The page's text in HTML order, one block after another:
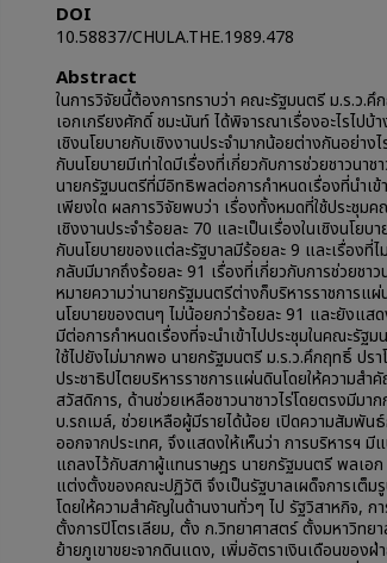
DOI
10.58837/CHULA.THE.1989.478
Abstract
ในการวิจัยนี้ต้องการทราบว่า คณะรัฐมนตรี ม.ร.ว.
เอกเกรียงศักดิ์ ชมะนันท์ ได้พิจารณาเรื่องอะไรไปบ้
เชิงนโยบายกับเชิงงานประจำมากน้อยต่างกันอย่าง
กับนโยบายมีเท่าใดมีเรื่องที่เกี่ยวกับการช่วยชาวนาช
นายกรัฐมนตรีที่มีอิทธิพลต่อการกำหนดเรื่องที่นำเข้
เพียงใด ผลการวิจัยพบว่า เรื่องทั้งหมดที่ใช้ประชุม
เชิงงานประจำร้อยละ 70 และเป็นเรื่องในเชิงนโย
กับนโยบายของแต่ละรัฐบาลมีร้อยละ 9 และเรื่องที่
กลับมีมากถึงร้อยละ 91 เรื่องที่เกี่ยวกับการช่วยชาว
หมายความว่านายกรัฐมนตรีต่างก็บริหารราชการแ
นโยบายของตนๆ ไม่น้อยกว่าร้อยละ 91 และยังแส
มีต่อการกำหนดเรื่องที่จะนำเข้าไปประชุมในคณะรัฐ
ใช้ไปยังไม่มากพอ นายกรัฐมนตรี ม.ร.ว.คึกฤทธิ์ ปร
ประชาธิปไตยบริหารราชการแผ่นดินโดยให้ความส
สวัสดิการ, ด้านช่วยเหลือชาวนาชาวไร่โดยตรงมีม
บ.รถเมล์, ช่วยเหลือผู้มีรายได้น้อย เปิดความสัมพัน
ออกจากประเทศ, จึงแสดงให้เห็นว่า การบริหารฯ มี
แถลงไว้กับสภาผู้แทนราษฎร นายกรัฐมนตรี พลเอ
แต่งตั้งของคณะปฏิวัติ จึงเป็นรัฐบาลเผด็จการเต็ม
โดยให้ความสำคัญในด้านงานทั่วๆ ไป รัฐวิสาหกิจ,
ตั้งการปิโตรเลียม, ตั้ง ก.วิทยาศาสตร์ ตั้งมหาวิทย
ย้ายภูเขาขยะจากดินแดง, เพิ่มอัตราเงินเดือนของฝ่